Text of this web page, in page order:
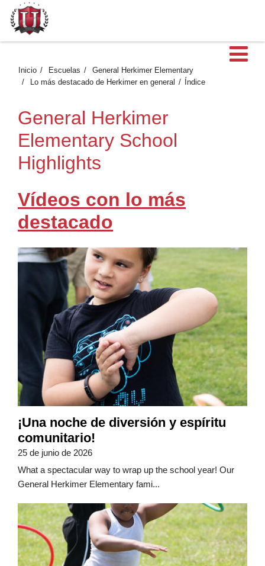
Inicio Escuelas
General Herkimer Elementary
Lo más destacado de Herkimer en general
Índice
General Herkimer
Elementary School
Highlights
Vídeos con lo más
destacado
¡Una noche de diversión y espíritu
comunitario!
25 de junio de 2026
What a spectacular way to wrap up the school year! Our
General Herkimer Elementary fami...